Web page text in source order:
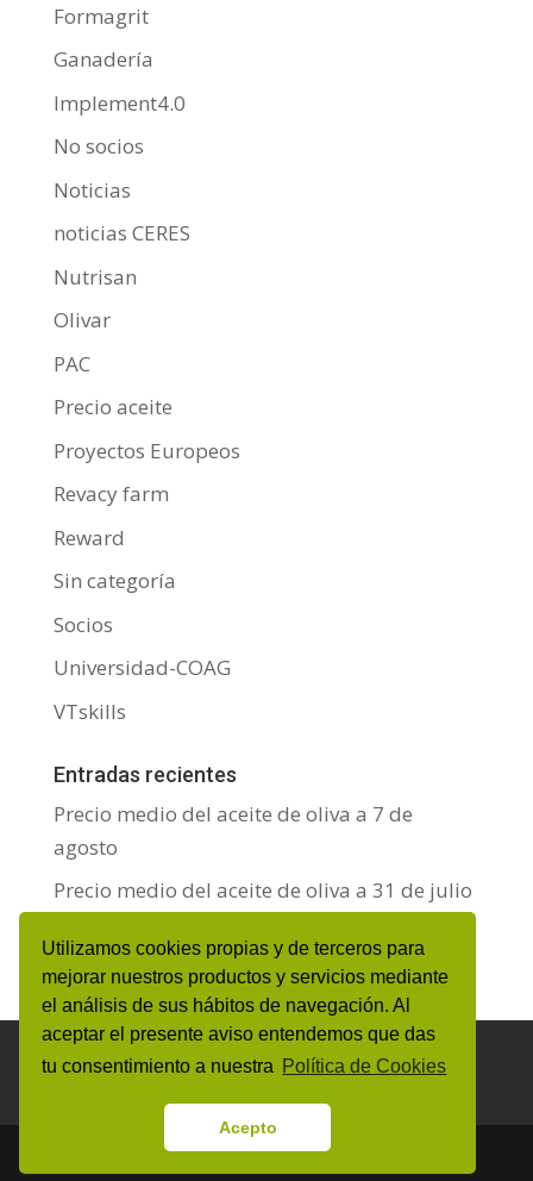
Utilizamos cookies propias y de terceros para
mejorar nuestros productos y servicios mediante
el análisis de sus hábitos de navegación. Al
aceptar el presente aviso entendemos que das
tu consentimiento a nuestra Política de Cookies
Acepto
Formagrit
Ganadería
Implement4.0
No socios
Noticias
noticias CERES
Nutrisan
Olivar
PAC
Precio aceite
Proyectos Europeos
Revacy farm
Reward
Sin categoría
Socios
Universidad-COAG
VTskills
Entradas recientes
Precio medio del aceite de oliva a 7 de
agosto
Precio medio del aceite de oliva a 31 de julio
Precio medio del aceite de oliva a 24 de julio
Aviso Legal y Protección de datos personales